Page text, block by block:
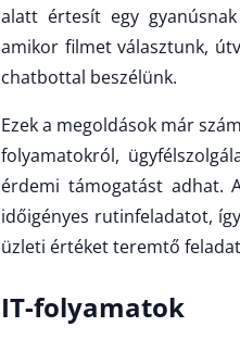
alatt értesít egy
amikor filmet választunk,
chatbottal beszélünk.
Ezek a megoldások már
folyamatokról,
érdemi támogatást adhat.
időigényes rutinfeladatot,
üzleti értéket teremtő
IT-folyamatok